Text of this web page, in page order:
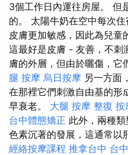
3個工作日內運往房屋。 但
的。 太陽牛奶在空中每次
皮膚更加敏感，因此為兒童
這最好是皮膚 - 友善，不刺
膚的外層，但由於曬傷，它
腿 按摩 烏日按摩 另一方面
在那裡它們刺激自由基的形
早衰老。 大腿 按摩 整復 按
台中體態矯正 此外，兩種
色素沉著的發展，這通常以
經絡按摩課程 推拿台中 台